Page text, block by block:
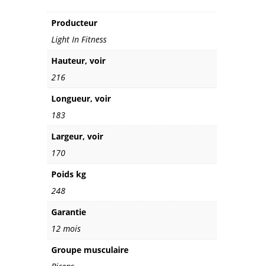
Producteur
Light In Fitness
Hauteur, voir
216
Longueur, voir
183
Largeur, voir
170
Poids kg
248
Garantie
12 mois
Groupe musculaire